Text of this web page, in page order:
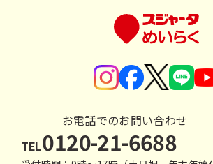
お電話でのお問い合わせ
TEL0120-21-6688